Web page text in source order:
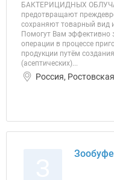
БАКТЕРИЦИДНЫХ
предотвращают
сохраняют товарный вид
Помогут Вам эффективно
операции в процессе
продукции путём
(асептических)...
Россия,